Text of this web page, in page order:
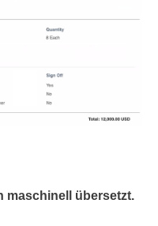
maschinell übersetzt.